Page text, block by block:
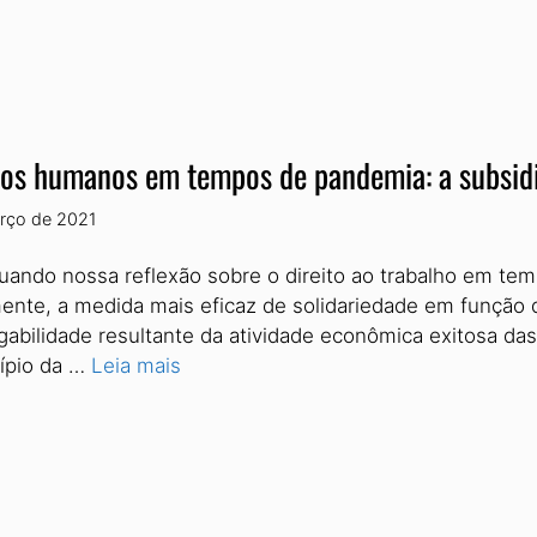
humanos em tempos de pandemia: a
de 2021
nossa reflexão sobre o direito ao trabalho em
a medida mais eficaz de solidariedade em
resultante da atividade econômica exitosa
da … Leia mais